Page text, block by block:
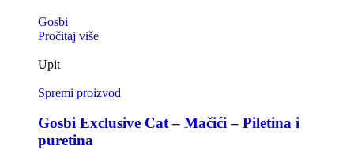
Gosbi
Pročitaj više
Upit
Spremi proizvod
Gosbi Exclusive Cat – Mačići – Piletina i
puretina